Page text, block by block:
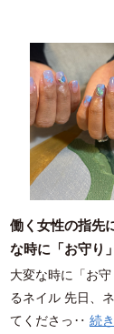
働く女性の指先
な時に「お守り
ネイル
大変な時に「お
るネイル 先日、
てくださっ‥ 続